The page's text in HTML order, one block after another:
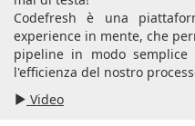
Codefresh è una
experience in mente, che
pipeline in modo
l'efficienza del nostro
Video